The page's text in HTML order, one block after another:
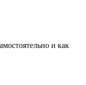
и как